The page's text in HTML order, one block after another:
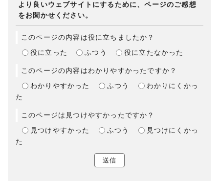
より良いウェブサイトにするために、ページのご感想
をお聞かせください。
このページの内容は役に立ちましたか？
役に立った
ふつう 役に立たなかった
このページの内容はわかりやすかったですか？
わかりやすかった
ふつう
わかりにくかっ
た
このページは見つけやすかったですか？
見つけやすかった
ふつう
見つけにくかっ
た
送信